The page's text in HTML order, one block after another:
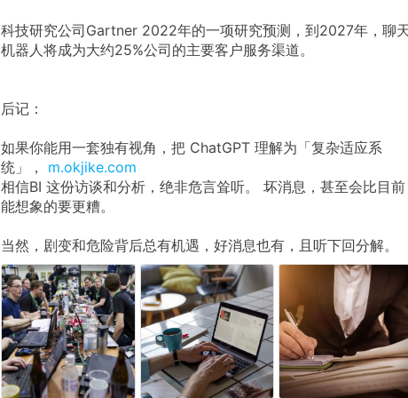
科技研究公司Gartner 2022年的一项研究预测，到2027年，聊
机器人将成为大约25%公司的主要客户服务渠道。
后记：
如果你能用一套独有视角，把 ChatGPT 理解为「复杂适应系
统」， m.okjike.com
相信BI 这份访谈和分析，绝非危言耸听。 坏消息，甚至会比目前
能想象的要更糟。
当然，剧变和危险背后总有机遇，好消息也有，且听下回分解。